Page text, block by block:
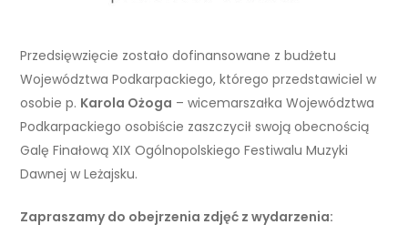
Przedsięwzięcie zostało dofinansowane z budżetu
Województwa Podkarpackiego, którego przedstawiciel w
osobie p. Karola Ożoga – wicemarszałka Województwa
Podkarpackiego osobiście zaszczycił swoją obecnością
Galę Finałową XIX Ogólnopolskiego Festiwalu Muzyki
Dawnej w Leżajsku.
Zapraszamy do obejrzenia zdjęć z wydarzenia: